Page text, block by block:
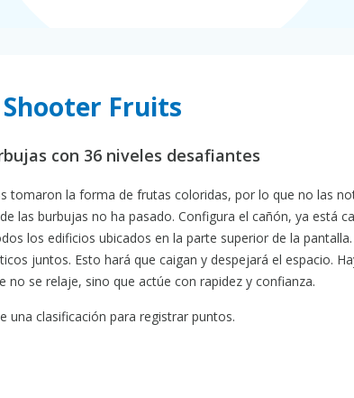
Fruits
con 36 niveles desafiantes
tomaron la forma de frutas coloridas, por lo que no las
las burbujas no ha pasado. Configura el cañón, ya está
los edificios ubicados en la parte superior de la
juntos. Esto hará que caigan y despejará el espacio.
se relaje, sino que actúe con rapidez y confianza.
una clasificación para registrar puntos.